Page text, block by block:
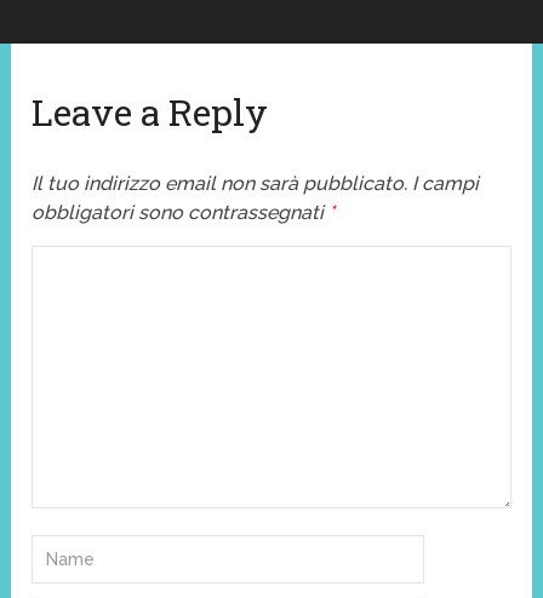
Leave a Reply
Il tuo indirizzo email non sarà pubblicato. I campi
obbligatori sono contrassegnati *